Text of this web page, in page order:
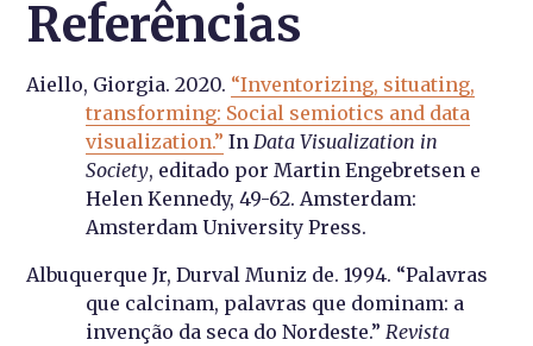
Referências
Aiello, Giorgia. 2020. “Inventorizing, situating,
transforming: Social semiotics and data
visualization.” In Data Visualization in
Society, editado por Martin Engebretsen e
Helen Kennedy, 49-62. Amsterdam:
Amsterdam University Press.
Albuquerque Jr, Durval Muniz de. 1994. “Palavras
que calcinam, palavras que dominam: a
invenção da seca do Nordeste.” Revista